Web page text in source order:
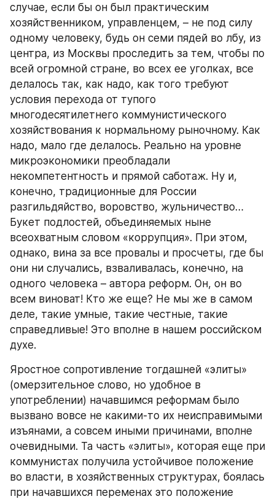
случае, если бы он был практическим
хозяйственником, управленцем, – не под силу
одному человеку, будь он семи пядей во лбу, из
центра, из Москвы проследить за тем, чтобы по
всей огромной стране, во всех ее уголках, все
делалось так, как надо, как того требуют
условия перехода от тупого
многодесятилетнего коммунистического
хозяйствования к нормальному рыночному. Как
надо, мало где делалось. Реально на уровне
микроэкономики преобладали
некомпетентность и прямой саботаж. Ну и,
конечно, традиционные для России
разгильдяйство, воровство, жульничество…
Букет подлостей, объединяемых ныне
всеохватным словом «коррупция». При этом,
однако, вина за все провалы и просчеты, где бы
они ни случались, взваливалась, конечно, на
одного человека – автора реформ. Он, он во
всем виноват! Кто же еще? Не мы же в самом
деле, такие умные, такие честные, такие
справедливые! Это вполне в нашем российском
духе.
Яростное сопротивление тогдашней «элиты»
(омерзительное слово, но удобное в
употреблении) начавшимся реформам было
вызвано вовсе не какими-то их неисправимыми
изъянами, а совсем иными причинами, вполне
очевидными. Та часть «элиты», которая еще при
коммунистах получила устойчивое положение
во власти, в хозяйственных структурах, боялась
при начавшихся переменах это положение